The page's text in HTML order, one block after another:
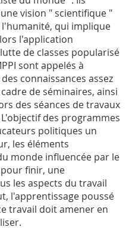
vision " scientifique "
qui implique
l'application
de classes popularisé
sont appelés à
connaissances assez
de séminaires, ainsi
des séances de travaux
des programmes
politiques un
les éléments
monde influencée par le
finir, une
les aspects du travail
l'apprentissage poussé
travail doit amener en